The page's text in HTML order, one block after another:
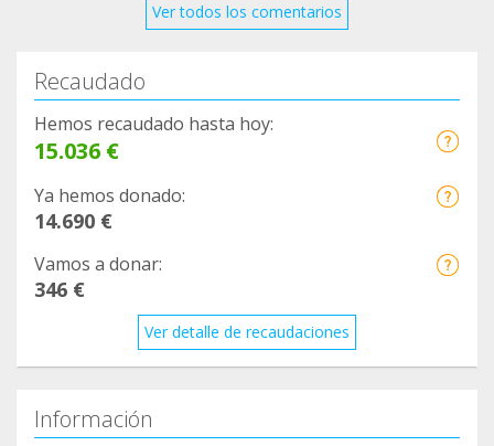
Ver todos los comentarios
Recaudado
Hemos recaudado hasta hoy:
15.036 €
Ya hemos donado:
14.690 €
Vamos a donar:
346 €
Ver detalle de recaudaciones
Información